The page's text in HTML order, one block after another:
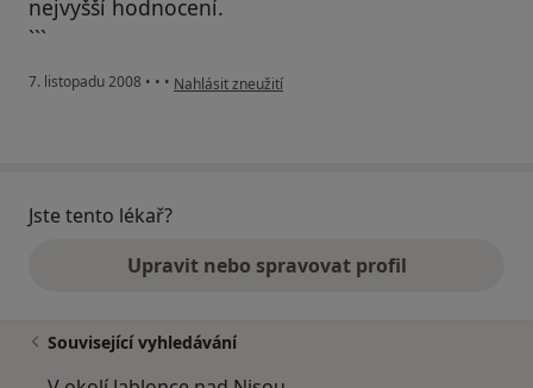
nejvyšší hodnocení.
```
7. listopadu 2008 • • • podle názoru uživatele Pacient
Nahlásit zneužití
Jste tento lékař?
Upravit nebo spravovat profil
Související vyhledávání